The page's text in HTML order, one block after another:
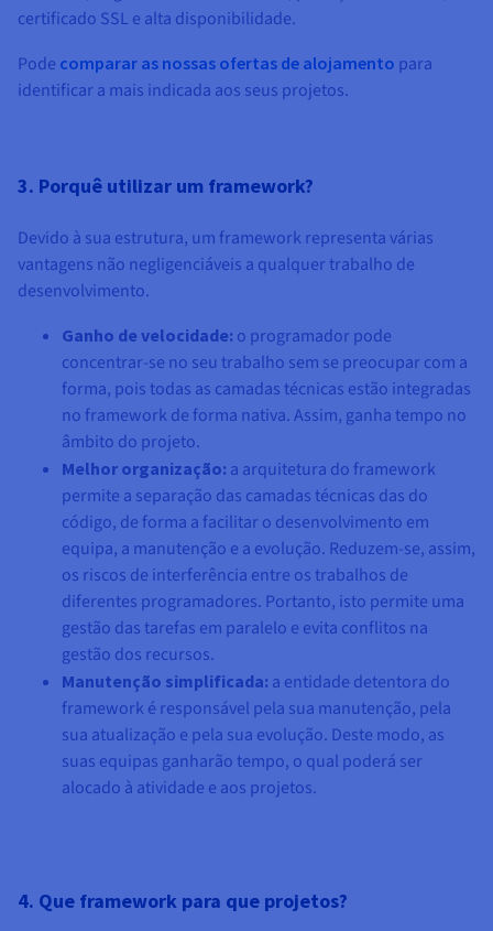
certificado SSL e alta disponibilidade.
Pode comparar as nossas ofertas de alojamento para
identificar a mais indicada aos seus projetos.
3. Porquê utilizar um framework?
Devido à sua estrutura, um framework representa várias
vantagens não negligenciáveis a qualquer trabalho de
desenvolvimento.
Ganho de velocidade: o programador pode
concentrar-se no seu trabalho sem se preocupar com a
forma, pois todas as camadas técnicas estão integradas
no framework de forma nativa. Assim, ganha tempo no
âmbito do projeto.
Melhor organização: a arquitetura do framework
permite a separação das camadas técnicas das do
código, de forma a facilitar o desenvolvimento em
equipa, a manutenção e a evolução. Reduzem-se, assim,
os riscos de interferência entre os trabalhos de
diferentes programadores. Portanto, isto permite uma
gestão das tarefas em paralelo e evita conflitos na
gestão dos recursos.
Manutenção simplificada: a entidade detentora do
framework é responsável pela sua manutenção, pela
sua atualização e pela sua evolução. Deste modo, as
suas equipas ganharão tempo, o qual poderá ser
alocado à atividade e aos projetos.
4. Que framework para que projetos?